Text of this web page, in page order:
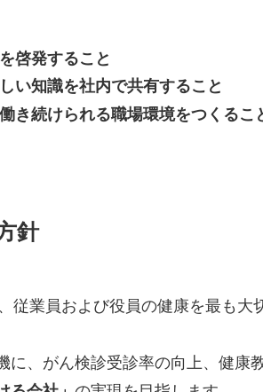
啓発すること
い知識を社内で共有すること
き続けられる職場環境をつくるこ
針
従業員および役員の健康を最も大
に、がん検診受診率の向上、健康